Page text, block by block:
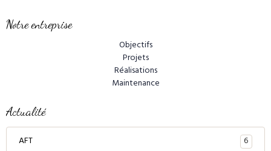
Notre entreprise
Objectifs
Projets
Réalisations
Maintenance
Actualité
AFT
6